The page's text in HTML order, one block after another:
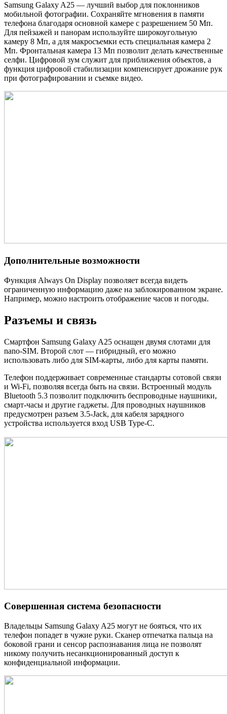
Samsung Galaxy A25 — лучший выбор для поклонников
мобильной фотографии. Сохраняйте мгновения в памяти
телефона благодаря основной камере с разрешением 50 Мп.
Для пейзажей и панорам используйте широкоугольную
камеру 8 Мп, а для макросъемки есть специальная камера 2
Мп. Фронтальная камера 13 Мп позволит делать качественные
селфи. Цифровой зум служит для приближения объектов, а
функция цифровой стабилизации компенсирует дрожание рук
при фотографировании и съемке видео.
Дополнительные возможности
Функция Always On Display позволяет всегда видеть
ограниченную информацию даже на заблокированном экране.
Например, можно настроить отображение часов и погоды.
Разъемы и связь
Смартфон Samsung Galaxy A25 оснащен двумя слотами для
nano-SIM. Второй слот — гибридный, его можно
использовать либо для SIM-карты, либо для карты памяти.
Телефон поддерживает современные стандарты сотовой связи
и Wi-Fi, позволяя всегда быть на связи. Встроенный модуль
Bluetooth 5.3 позволит подключить беспроводные наушники,
смарт-часы и другие гаджеты. Для проводных наушников
предусмотрен разъем 3.5-Jack, для кабеля зарядного
устройства используется вход USB Type-C.
Совершенная система безопасности
Владельцы Samsung Galaxy A25 могут не бояться, что их
телефон попадет в чужие руки. Сканер отпечатка пальца на
боковой грани и сенсор распознавания лица не позволят
никому получить несанкционированный доступ к
конфиденциальной информации.